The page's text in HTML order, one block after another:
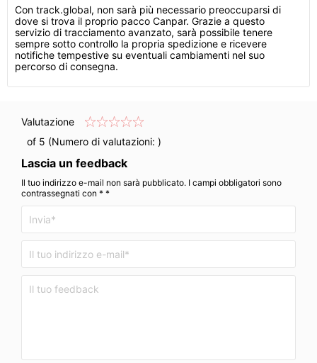
Con track.global, non sarà più necessario preoccuparsi di
dove si trova il proprio pacco Canpar. Grazie a questo
servizio di tracciamento avanzato, sarà possibile tenere
sempre sotto controllo la propria spedizione e ricevere
notifiche tempestive su eventuali cambiamenti nel suo
percorso di consegna.
Valutazione
of 5 (Numero di valutazioni: )
Lascia un feedback
Il tuo indirizzo e-mail non sarà pubblicato. I campi obbligatori sono
contrassegnati con * *